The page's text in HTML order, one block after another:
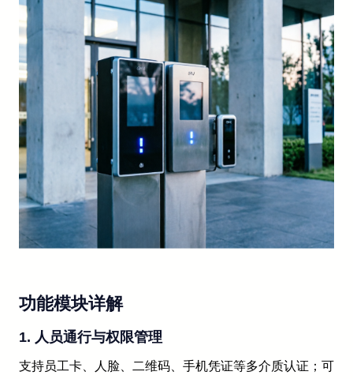
功能模块详解
1. 人员通行与权限管理
支持员工卡、人脸、二维码、手机凭证等多介质认证；可